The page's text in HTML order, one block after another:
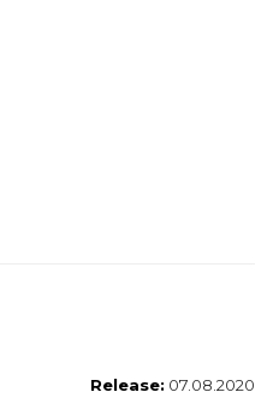
Release: 07.08.2020